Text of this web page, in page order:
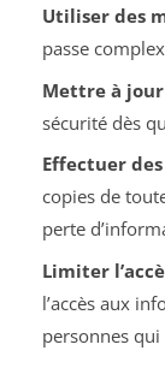
Utiliser des
passe
Mettre à
sécurité dès
Effectuer
copies de
perte
Limiter
l’accès aux
personnes